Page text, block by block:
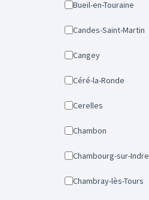
Bueil-en-Touraine
Candes-Saint-Martin
Cangey
Céré-la-Ronde
Cerelles
Chambon
Chambourg-sur-Indre
Chambray-lès-Tours